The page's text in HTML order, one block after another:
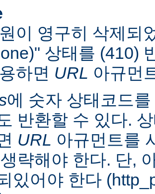
이 영구히 삭제되
상태를 (410)
하면 URL 아규먼
에 숫자 상태코드
반환할 수 있다.
URL 아규먼트를
략해야 한다. 단,
있어야 한다